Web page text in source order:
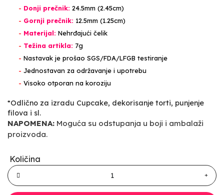
- Donji prečnik: 24.5mm (2.45cm)
- Gornji prečnik: 12.5mm (1.25cm)
- Materijal: Nehrđajući čelik
- Težina artikla: 7g
- Nastavak je prošao SGS/FDA/LFGB testiranje
- Jednostavan za održavanje i upotrebu
- Visoko otporan na koroziju
*Odlično za izradu Cupcake, dekorisanje torti, punjenje
filova i sl.
NAPOMENA: Moguća su odstupanja u boji i ambalaži
proizvoda.
Količina